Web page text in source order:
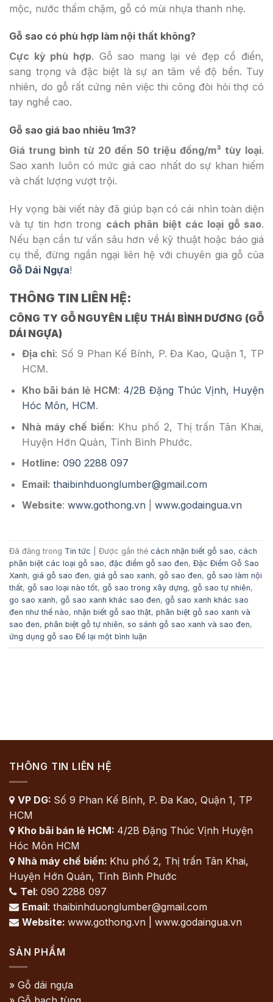
mộc, nước thấm chậm, gỗ có mùi nhựa thanh nhẹ.
Gỗ sao có phù hợp làm nội thất không?
Cực kỳ phù hợp. Gỗ sao mang lại vẻ đẹp cổ điển,
sang trọng và đặc biệt là sự an tâm về độ bền. Tuy
nhiên, do gỗ rất cứng nên việc thi công đòi hỏi thợ có
tay nghề cao.
Gỗ sao giá bao nhiêu 1m3?
Giá trung bình từ 20 đến 50 triệu đồng/m³ tùy loại.
Sao xanh luôn có mức giá cao nhất do sự khan hiếm
và chất lượng vượt trội.
Hy vọng bài viết này đã giúp bạn có cái nhìn toàn diện
và tự tin hơn trong cách phân biệt các loại gỗ sao.
Nếu bạn cần tư vấn sâu hơn về kỹ thuật hoặc báo giá
cụ thể, đừng ngần ngại liên hệ với chuyên gia gỗ của
Gỗ Dái Ngựa!
THÔNG TIN LIÊN HỆ:
CÔNG TY GỖ NGUYÊN LIỆU THÁI BÌNH DƯƠNG (GỖ
DÁI NGỰA)
Địa chỉ: Số 9 Phan Kế Bính, P. Đa Kao, Quận 1, TP
HCM.
Kho bãi bán lẻ HCM: 4/2B Đặng Thúc Vịnh, Huyện
Hóc Môn, HCM.
Nhà máy chế biến: Khu phố 2, Thị trấn Tân Khai,
Huyện Hớn Quản, Tỉnh Bình Phước.
Hotline: 090 2288 097
Email: thaibinhduonglumber@gmail.com
Website: www.gothong.vn www.godaingua.vn
Đã đăng trong Tin tức Được gắn thẻ cách nhận biết gỗ sao, cách
phân biệt các loại gỗ sao, đặc điểm gỗ sao đen, Đặc Điểm Gỗ Sao
Xanh, giá gỗ sao đen, giá gỗ sao xanh, gỗ sao đen, gỗ sao làm nội
thất, gỗ sao loại nào tốt, gỗ sao trong xây dựng, gỗ sao tự nhiên,
go sao xanh, gỗ sao xanh khác sao đen, gỗ sao xanh khác sao
đen như thế nào, nhận biết gỗ sao thật, phân biệt gỗ sao xanh và
sao đen, phân biệt gỗ tự nhiên, so sánh gỗ sao xanh và sao đen,
ứng dụng gỗ sao Để lại một bình luận
THÔNG TIN LIÊN HỆ
 VP DG: Số 9 Phan Kế Bính, P. Đa Kao, Quận 1, TP
HCM
 Kho bãi bán lẻ HCM: 4/2B Đặng Thúc Vịnh Huyện
Hóc Môn HCM
 Nhà máy chế biến: Khu phố 2, Thị trấn Tân Khai,
Huyện Hớn Quản, Tỉnh Bình Phước
 Tel: 090 2288 097
 Email: thaibinhduonglumber@gmail.com
 Website: www.gothong.vn | www.godaingua.vn
SẢN PHẨM
» Gỗ dái ngựa